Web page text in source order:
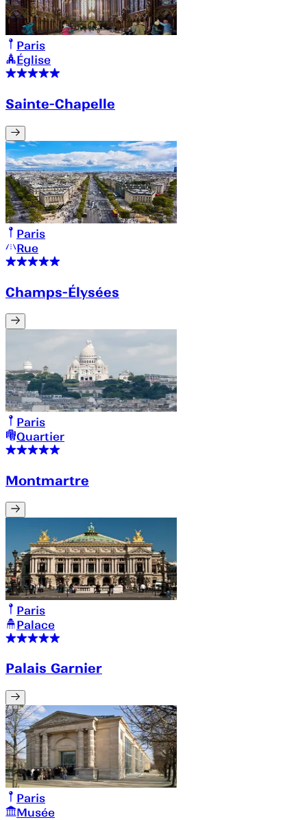
Paris
Église
Sainte-Chapelle
Paris
Rue
Champs-Élysées
Paris
Quartier
Montmartre
Paris
Palace
Palais Garnier
Paris
Musée